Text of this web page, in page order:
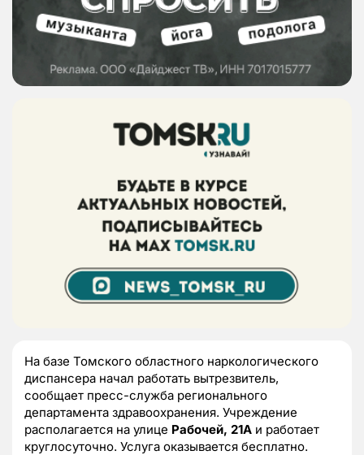
На базе Томского областного наркологического
диспансера начал работать вытрезвитель,
сообщает пресс-служба регионального
департамента здравоохранения. Учреждение
располагается на улице Рабочей, 21А и работает
круглосуточно. Услуга оказывается бесплатно.